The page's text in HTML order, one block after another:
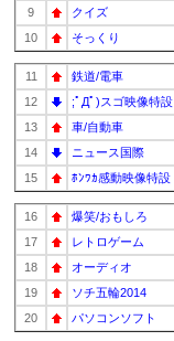
9
クイズ
10
そっくり
11 鉄道/電車
12
;ﾟДﾟ)スゴ映像特設
13
車/自動車
14
ニュース国際
15
ﾎﾝﾜｶ感動映像特設
16 爆笑/おもしろ
17
レトロゲーム
18
オーディオ
19
ソチ五輪2014
20
パソコンソフト